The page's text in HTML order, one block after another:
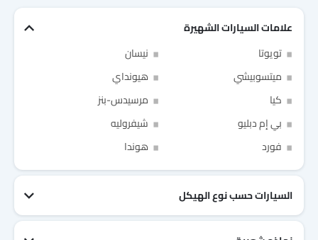
علامات السيارات الشهيرة
تويوتا
نيسان
ميتسوبيشي
هيونداي
كيا
مرسيدس-بنز
بي إم دبليو
شيفروليه
فورد
هوندا
السيارات حسب نوع الهيكل
I have read and agree to theشروط الاستخدامand سياسة
Link Your Google Account
Link Your Facebook Account